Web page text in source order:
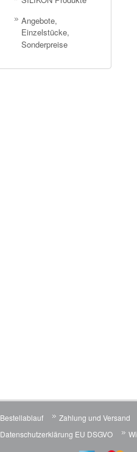
Angebote,
Einzelstücke,
Sonderpreise
Bestellablauf Zahlung und Versand
Datenschutzerklärung EU DSGVO